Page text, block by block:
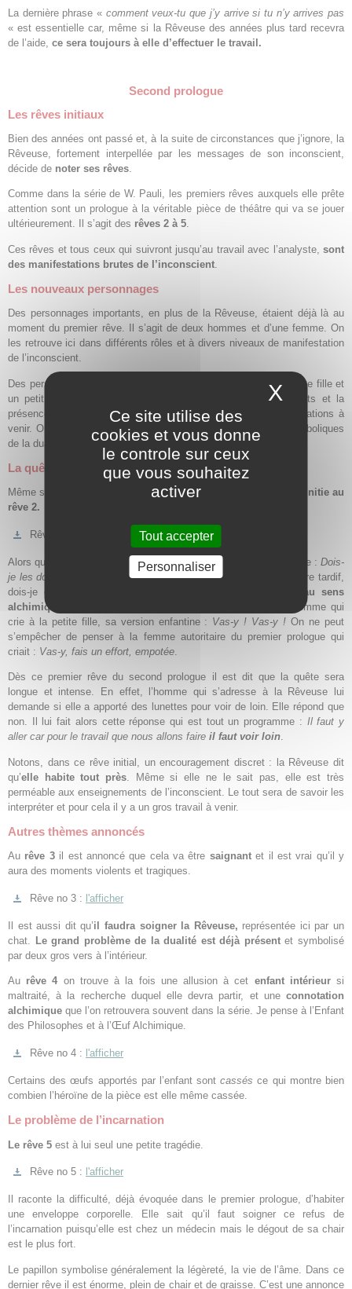
La dernière phrase « comment veux-tu que j’y arrive si tu n’y arrives pas
« est essentielle car, même si la Rêveuse des années plus tard recevra
de l’aide, ce sera toujours à elle d’effectuer le travail.
Second prologue
Les rêves initiaux
Bien des années ont passé et, à la suite de circonstances que j’ignore, la
Rêveuse, fortement interpellée par les messages de son inconscient,
décide de noter ses rêves.
Comme dans la série de W. Pauli, les premiers rêves auxquels elle prête
attention sont un prologue à la véritable pièce de théâtre qui va se jouer
ultérieurement. Il s’agit des rêves 2 à 5.
Ces rêves et tous ceux qui suivront jusqu’au travail avec l’analyste, sont
des manifestations brutes de l’inconscient
Les nouveaux personnages
Des personnages importants, en plus de la Rêveuse, étaient déjà là au
moment du premier rêve. Il s’agit de deux hommes et d’une femme. On
les retrouve ici dans différents rôles et à divers niveaux de manifestation
de l’inconscient.
Des personnages nouveaux apparaissent : des enfants (une petite fille et
un petit garçon) et des animaux (chat et papillon). Les enfants et la
présence animale auront tous deux leur rôle dans les représentations à
venir. On observe aussi deux gros vers mais ils sont plutôt symboliques
de la dualité et on ne les reverra pas.
La quête de la Rêveuse
Même si la Rêveuse ne le sait pas, elle entame une
qui s’initie au
rêve 2.
Rêve no 2 :
Alors qu’on lui donne des morceaux de painrassis, elle demande :Dois-
je les donner à une oeuvre ?Cela signifie, même si c’est peut-être tardif,
dois-je quand même
travail, une Œuvre, au sens
alchimique du terme ?
Elle y est fortement incitée par un homme qui
crie à la petite fille, sa version enfantine : Vas-y ! Vas-y !On ne peut
s’empêcher de penser à la femme autoritaire du premier prologue qui
criait : Vas-y, fais un effort, empotée.
Dès ce premier rêve du second prologue il est dit que la quête sera
longue et intense. En effet, l’homme qui s’adresse à la Rêveuse lui
demande si elle a apporté des lunettes pour voir de loin. Elle répond que
non. Il lui fait alors cette réponse qui est tout un programme : Il faut y
aller car pour le travail que nous allons faire il faut voir loin.
Notons, dans ce rêve initial, un encouragement discret : la Rêveuse dit
qu’elle habite tout près . Même si elle ne le sait pas, elle est très
perméable aux enseignements de l’inconscient. Le tout sera de savoir les
interpréter et pour cela il y a un gros travail à venir.
Autres thèmes annoncés
Au rêve 3il est annoncé que cela va être saignantet il est vrai qu’il y
aura des moments violents et tragiques.
Rêve no 3 : l'afficher
Il est aussi dit qu’il faudra soigner la Rêveuse, représentée ici par un
chat. Le grand problème de la dualité est déjà présentet symbolisé
par deux gros vers à l’intérieur.
Au rêve 4 on trouve à la fois une allusion à cet enfant intérieursi
maltraité, à la recherche duquel elle devra partir, et une connotation
alchimique que l’on retrouvera souvent dans la série. Je pense à l’Enfant
des Philosophes et à l’Œuf Alchimique.
Rêve no 4 : l'afficher
Certains des œufs apportés par l’enfant sont cassés ce qui montre bien
combien l’héroïne de la pièce est elle même cassée.
Le problème de l’incarnation
Le rêve 5 est à lui seul une petite tragédie.
Rêve no 5 : l'afficher
Il raconte la difficulté, déjà évoquée dans le premier prologue, d’habiter
une enveloppe corporelle. Elle sait qu’il faut soigner ce refus de
l’incarnation puisqu’elle est chez un médecin mais le dégout de sa chair
est le plus fort.
Le papillon symbolise généralement la légèreté, la vie de l’âme. Dans ce
dernier rêve il est énorme, plein de chair et de graisse. C’est une annonce
Ce site utilise des
cookies et vous donne
le controle sur ceux
que vous souhaitez
activer
Tout accepter
Personnaliser
X